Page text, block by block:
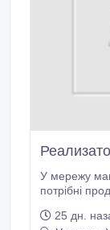
У мережу
потрібні продавці (район Нові
порядність
25 дн.